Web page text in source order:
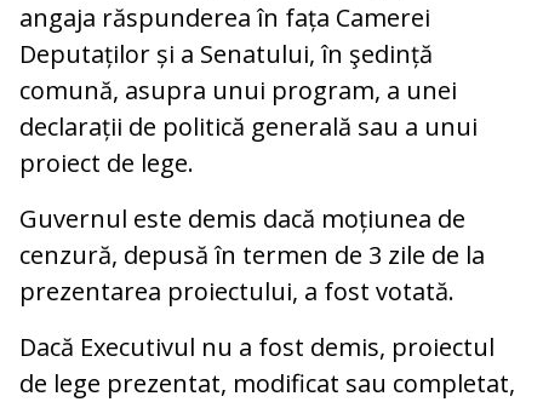
angaja răspunderea în fața Camerei
Deputaților și a Senatului, în şedință
comună, asupra unui program, a unei
declarații de politică generală sau a unui
proiect de lege.
Guvernul este demis dacă moțiunea de
cenzură, depusă în termen de 3 zile de la
prezentarea proiectului, a fost votată.
Dacă Executivul nu a fost demis, proiectul
de lege prezentat, modificat sau completat,